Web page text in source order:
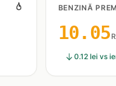
BENZINĂ
10.05
0.12 lei vs